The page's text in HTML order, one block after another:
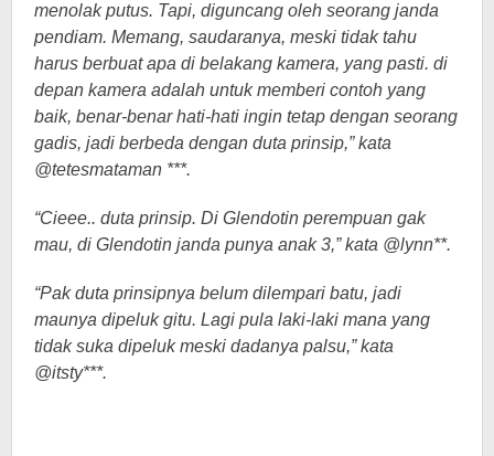
menolak putus. Tapi, diguncang oleh seorang janda
pendiam. Memang, saudaranya, meski tidak tahu
harus berbuat apa di belakang kamera, yang pasti. di
depan kamera adalah untuk memberi contoh yang
baik, benar-benar hati-hati ingin tetap dengan seorang
gadis, jadi berbeda dengan duta prinsip,” kata
@tetesmataman ***.
“Cieee.. duta prinsip. Di Glendotin perempuan gak
mau, di Glendotin janda punya anak 3,” kata @lynn**.
“Pak duta prinsipnya belum dilempari batu, jadi
maunya dipeluk gitu. Lagi pula laki-laki mana yang
tidak suka dipeluk meski dadanya palsu,” kata
@itsty***.